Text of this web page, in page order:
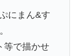
にまん&す
等で描かせ